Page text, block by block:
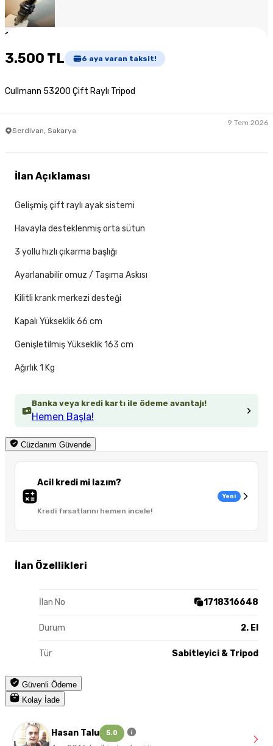
1
3.500 TL 6 aya varan taksit!
Cullmann 53200 Çift Raylı Tripod
Serdivan, Sakarya
9 Tem 2026
Banka veya kredi kartı ile ödeme avantajı!
Hemen Başla!
Cüzdanım Güvende
Acil kredi mi lazım?
Kredi fırsatlarını hemen incele!
Yeni
İlan Özellikleri
İlan No 1718316648
Durum 2. El
Tür Sabitleyici & Tripod
Güvenli Ödeme
Kolay İade
İlan Açıklaması
Gelişmiş çift raylı ayak sistemi
Havayla desteklenmiş orta sütun
3 yollu hızlı çıkarma başlığı
Ayarlanabilir omuz / Taşıma Askısı
Kilitli krank merkezi desteği
Kapalı Yükseklik 66 cm
Genişletilmiş Yükseklik 163 cm
Ağırlık 1 Kg
Hasan Talu 5.0